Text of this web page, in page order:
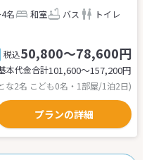
名 和室 バス
トイレ
税込50,800～78,600円
本代金合計101,600〜157,200円
な2名 こども0名・1部屋/1泊2日)
プランの詳細